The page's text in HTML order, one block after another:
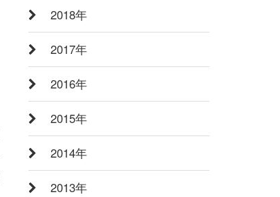
2018年
2017年
2016年
2015年
2014年
2013年